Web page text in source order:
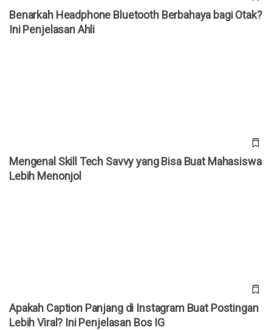
Benarkah Headphone Bluetooth Berbahaya bagi Otak?
Ini Penjelasan Ahli
Mengenal Skill Tech Savvy yang Bisa Buat Mahasiswa
Lebih Menonjol
Apakah Caption Panjang di Instagram Buat Postingan
Lebih Viral? Ini Penjelasan Bos IG